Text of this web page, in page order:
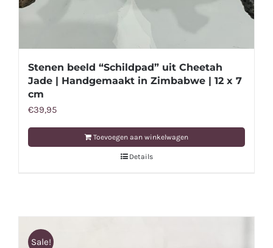
Stenen beeld “Schildpad” uit Cheetah
Jade | Handgemaakt in Zimbabwe | 12 x 7
cm
€39,95
Toevoegen aan winkelwagen
Details
Sale!